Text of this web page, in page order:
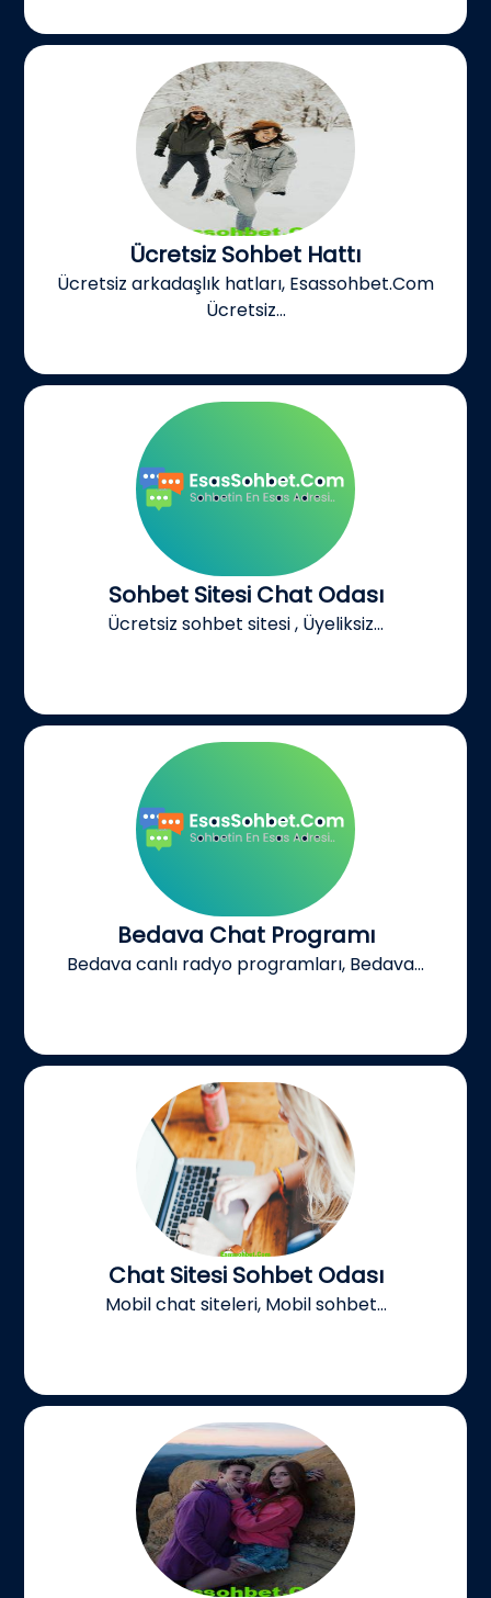
Ücretsiz Sohbet Hattı
Ücretsiz arkadaşlık hatları, Esassohbet.Com
Ücretsiz...
Sohbet Sitesi Chat Odası
Ücretsiz sohbet sitesi , Üyeliksiz...
Bedava Chat Programı
Bedava canlı radyo programları, Bedava...
Chat Sitesi Sohbet Odası
Mobil chat siteleri, Mobil sohbet...